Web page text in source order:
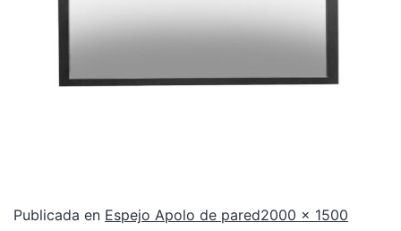
Publicada en Espejo Apolo de pared2000 × 1500